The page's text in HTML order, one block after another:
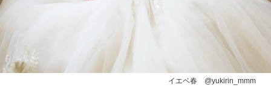
イエベ春 @yukirin_mmm